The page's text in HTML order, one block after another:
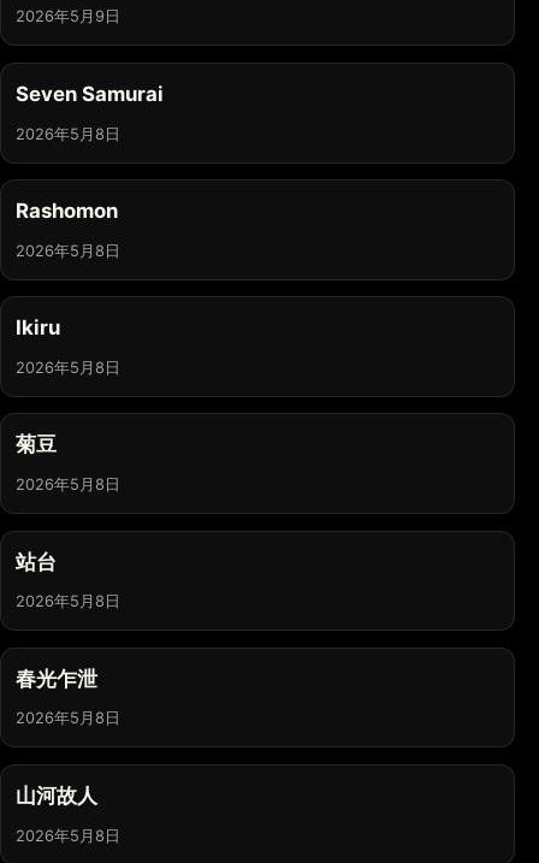
2026年5月9日
Seven Samurai
2026年5月8日
Rashomon
2026年5月8日
Ikiru
2026年5月8日
菊豆
2026年5月8日
站台
2026年5月8日
春光乍泄
2026年5月8日
山河故人
2026年5月8日